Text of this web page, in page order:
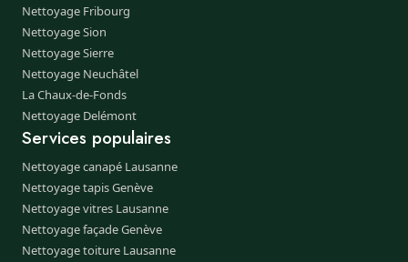
Nettoyage Fribourg
Nettoyage Sion
Nettoyage Sierre
Nettoyage Neuchâtel
La Chaux-de-Fonds
Nettoyage Delémont
Services populaires
Nettoyage canapé Lausanne
Nettoyage tapis Genève
Nettoyage vitres Lausanne
Nettoyage façade Genève
Nettoyage toiture Lausanne